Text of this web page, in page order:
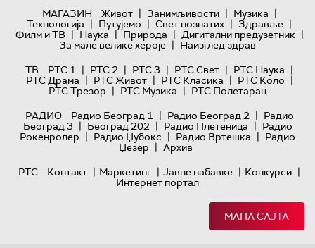
МАГАЗИН
Живот | Занимљивости | Музика |
Технологијa | Путујемо | Свет познатих | Здравље |
Филм и ТВ | Наука | Природа | Дигитални предузетник |
За мале велике хероје | Наизглед здрав
ТВ
РТС 1 | РТС 2 | РТС 3 | РТС Свет | РТС Наука |
РТС Драма | РТС Живот | РТС Класика | РТС Коло |
РТС Трезор | РТС Музика | РТС Полетарац
РАДИО
Радио Београд 1 | Радио Београд 2 | Радио
Београд 3 | Београд 202 | Радио Плетеница | Радио
Рокенролер | Радио Џубокс | Радио Вртешка | Радио
Џезер | Архив
РТС
Контакт | Маркетинг | Јавне набавке | Конкурси |
Интернет портал
МАПА САЈТА